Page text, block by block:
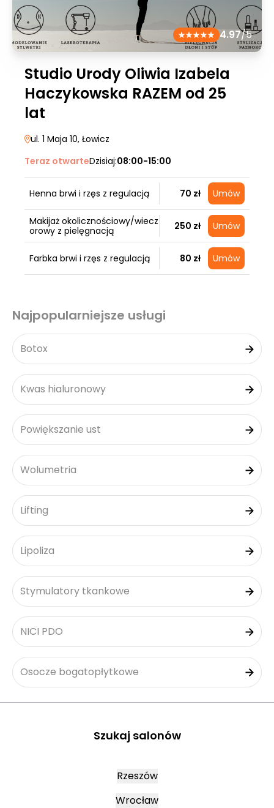
4.97/5
Studio Urody Oliwia Izabela
Haczykowska RAZEM od 25
lat
ul. 1 Maja 10, Łowicz
Teraz otwarteDzisiaj:08:00-15:00
Henna brwi i rzęs z regulacją 70 zł Umów
Makijaż okolicznościowy/wiecz
orowy z pielęgnacją
250 zł Umów
Farbka brwi i rzęs z regulacją 80 zł Umów
Najpopularniejsze usługi
Botox
Kwas hialuronowy
Powiększanie ust
Wolumetria
Lifting
Lipoliza
Stymulatory tkankowe
NICI PDO
Osocze bogatopłytkowe
Szukaj salonów
Rzeszów
Wrocław